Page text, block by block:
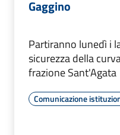
Gaggino
Partiranno lunedì i
sicurezza della
frazione Sant'Agata
Comunicazione